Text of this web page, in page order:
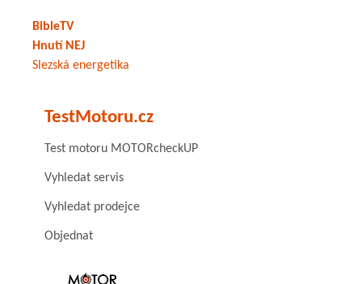
BibleTV
Hnutí NEJ
Slezská energetika
TestMotoru.cz
Test motoru MOTORcheckUP
Vyhledat servis
Vyhledat prodejce
Objednat